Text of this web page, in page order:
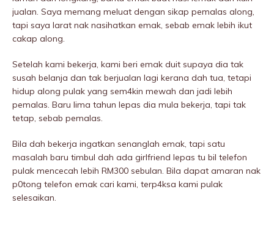
jualan. Saya memang meluat dengan sikap pemalas along,
tapi saya larat nak nasihatkan emak, sebab emak lebih ikut
cakap along.
Setelah kami bekerja, kami beri emak duit supaya dia tak
susah belanja dan tak berjualan lagi kerana dah tua, tetapi
hidup along pulak yang sem4kin mewah dan jadi lebih
pemalas. Baru lima tahun lepas dia mula bekerja, tapi tak
tetap, sebab pemalas.
Bila dah bekerja ingatkan senanglah emak, tapi satu
masalah baru timbul dah ada girlfriend lepas tu bil telefon
pulak mencecah lebih RM300 sebulan. Bila dapat amaran nak
p0tong telefon emak cari kami, terp4ksa kami pulak
selesaikan.